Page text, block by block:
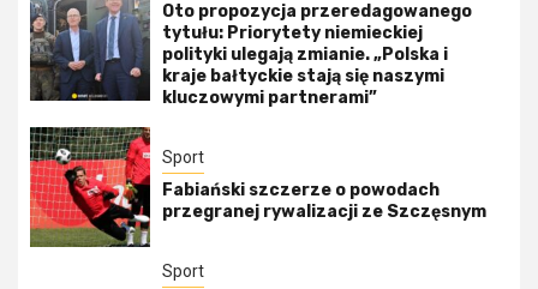
Oto propozycja przeredagowanego
tytułu: Priorytety niemieckiej
polityki ulegają zmianie. „Polska i
kraje bałtyckie stają się naszymi
kluczowymi partnerami”
Sport
Fabiański szczerze o powodach
przegranej rywalizacji ze Szczęsnym
Sport